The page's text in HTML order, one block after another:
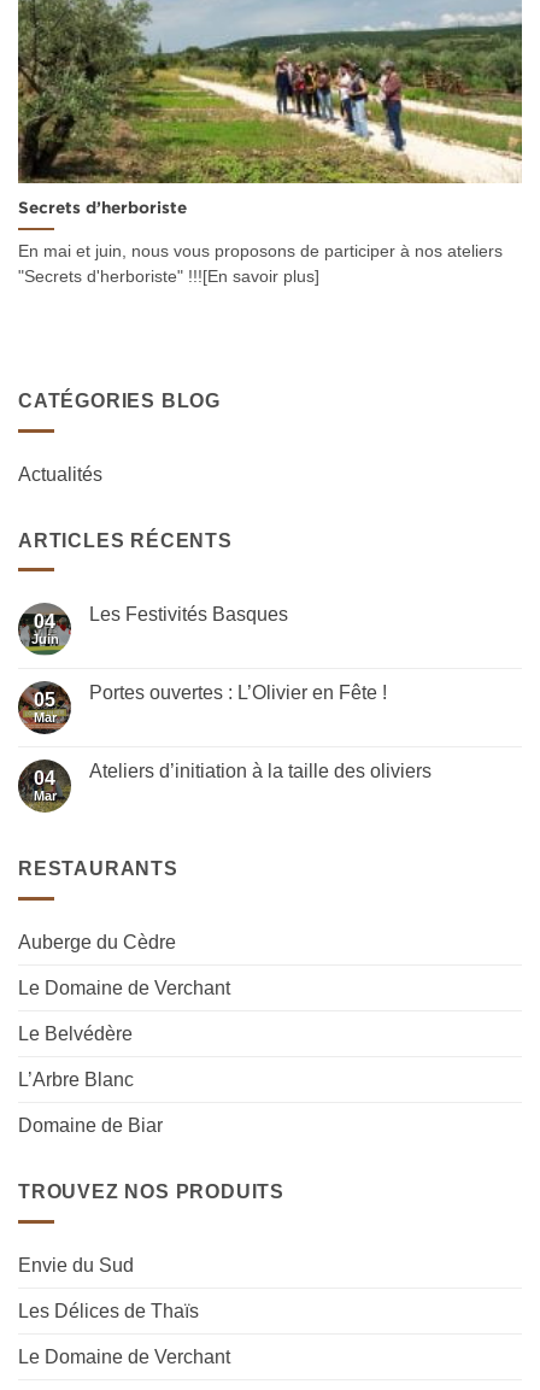
Secrets d’herboriste
En mai et juin, nous vous proposons de participer à nos ateliers
"Secrets d'herboriste" !!![En savoir plus]
CATÉGORIES BLOG
Actualités
ARTICLES RÉCENTS
04
Juin
Les Festivités Basques
Les
Festivités
05
Mar
Portes ouvertes : L’Olivier en Fête !
Portes
ouvertes
04
Mar
Ateliers d’initiation à la taille des oliviers
d’initiation
à
oliviers
RESTAURANTS
Auberge du Cèdre
Le Domaine de Verchant
Le Belvédère
L’Arbre Blanc
Domaine de Biar
TROUVEZ NOS PRODUITS
Envie du Sud
Les Délices de Thaïs
Le Domaine de Verchant